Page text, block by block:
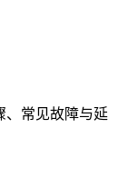
、常见故障与延